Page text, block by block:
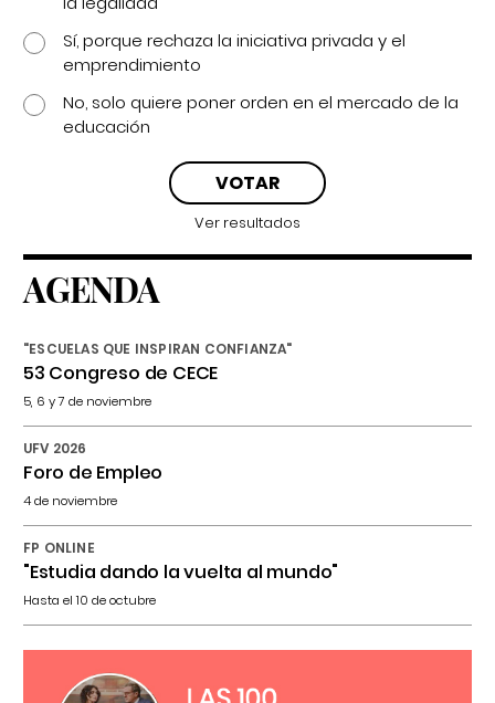
Sí, porque rechaza la iniciativa privada y el
emprendimiento
No, solo quiere poner orden en el mercado de la
educación
Ver resultados
AGENDA
"ESCUELAS QUE INSPIRAN CONFIANZA"
53 Congreso de CECE
5, 6 y 7 de noviembre
UFV 2026
Foro de Empleo
4 de noviembre
FP ONLINE
"Estudia dando la vuelta al mundo"
Hasta el 10 de octubre